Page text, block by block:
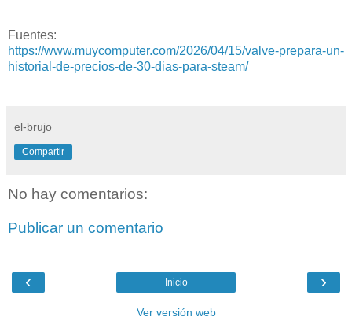
Fuentes:
https://www.muycomputer.com/2026/04/15/valve-prepara-un-
historial-de-precios-de-30-dias-para-steam/
el-brujo
Compartir
No hay comentarios:
Publicar un comentario
‹ ›
Inicio
Ver versión web